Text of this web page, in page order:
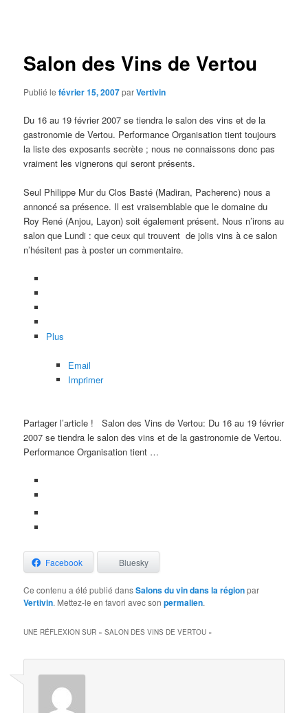
Salon des Vins de Vertou
Publié lefévrier 15, 2007parVertivin
Du 16 au 19 février 2007 se tiendra le salon des vins et de la
gastronomie de Vertou. Performance Organisation tient toujours
la liste des exposants secrète ; nous ne connaissons donc pas
vraiment les vignerons qui seront présents.
Seul Philippe Mur du Clos Basté (Madiran, Pacherenc) nous a
annoncé sa présence. Il est vraisemblable que le domaine du
Roy René (Anjou, Layon) soit également présent. Nous n’irons au
salon que Lundi : que ceux qui trouvent de jolis vins à ce salon
n’hésitent pas à poster un commentaire.
Plus
Email
Imprimer
Partager l’article !
Salon des Vins de Vertou: Du 16 au 19 février
2007 se tiendra le salon des vins et de la gastronomie de Vertou.
Performance Organisation tient …
Facebook Bluesky
Ce contenu a été publié dansSalons du vin dans la régionpar
Vertivin. Mettez-le en favori avec sonpermalien.
UNE RÉFLEXION SUR «SALON DES VINS DE VERTOU »